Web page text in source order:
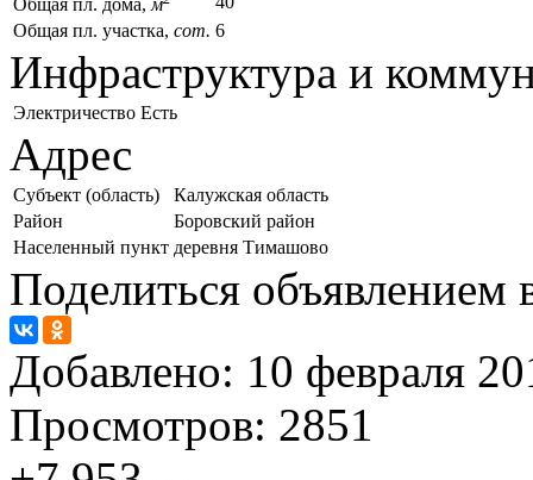
Общая пл. дома, м
Общая пл. участка, сот. 6
Инфраструктура и
Электричество Есть
Адрес
Субъект (область)
Калужская область
Район
Боровский район
Населенный пункт деревня Тимашово
Поделиться объявлением
Добавлено: 10 февраля
Просмотров: 2851